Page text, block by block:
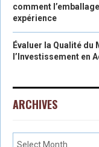
comment
expérience
Évaluer la Qualité du
l’Investissement en
ARCHIVES